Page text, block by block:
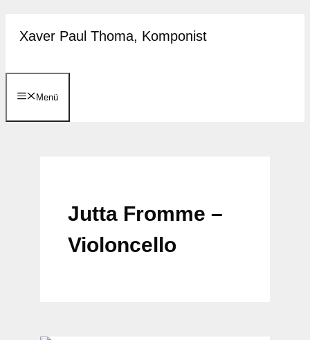
InhaltXaver Paul Thoma, Komponist
Menü
Jutta Fromme –
Violoncello